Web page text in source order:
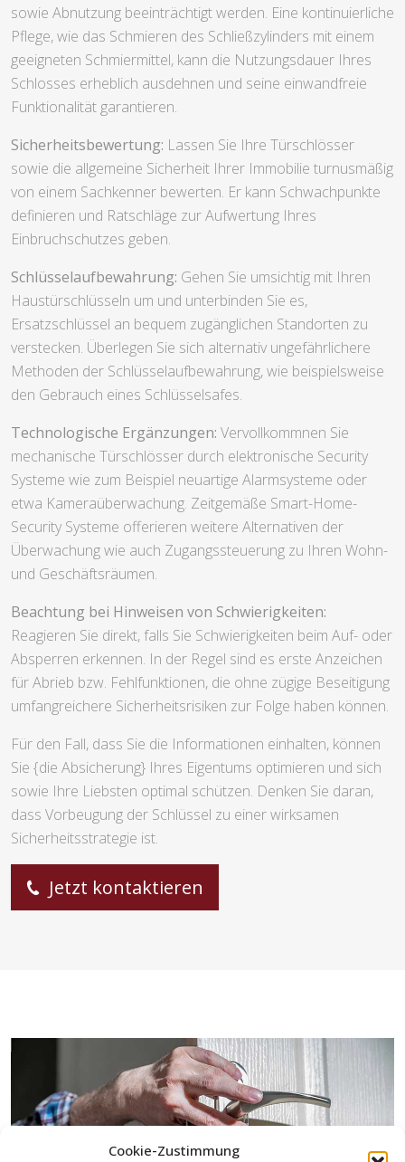
Cookie-Zustimmung
sowie Abnutzung beeinträchtigt werden. Eine kontinuierliche
Pflege, wie das Schmieren des Schließzylinders mit einem
geeigneten Schmiermittel, kann die Nutzungsdauer Ihres
Schlosses erheblich ausdehnen und seine einwandfreie
Funktionalität garantieren.
Sicherheitsbewertung: Lassen Sie Ihre Türschlösser
sowie die allgemeine Sicherheit Ihrer Immobilie turnusmäßig
von einem Sachkenner bewerten. Er kann Schwachpunkte
definieren und Ratschläge zur Aufwertung Ihres
Einbruchschutzes geben.
Schlüsselaufbewahrung: Gehen Sie umsichtig mit Ihren
Haustürschlüsseln um und unterbinden Sie es,
Ersatzschlüssel an bequem zugänglichen Standorten zu
verstecken. Überlegen Sie sich alternativ ungefährlichere
Methoden der Schlüsselaufbewahrung, wie beispielsweise
den Gebrauch eines Schlüsselsafes.
Technologische Ergänzungen: Vervollkommnen Sie
mechanische Türschlösser durch elektronische Security
Systeme wie zum Beispiel neuartige Alarmsysteme oder
etwa Kameraüberwachung. Zeitgemäße Smart-Home-
Security Systeme offerieren weitere Alternativen der
Überwachung wie auch Zugangssteuerung zu Ihren Wohn-
und Geschäftsräumen.
Beachtung bei Hinweisen von Schwierigkeiten:
Reagieren Sie direkt, falls Sie Schwierigkeiten beim Auf- oder
Absperren erkennen. In der Regel sind es erste Anzeichen
für Abrieb bzw. Fehlfunktionen, die ohne zügige Beseitigung
umfangreichere Sicherheitsrisiken zur Folge haben können.
Für den Fall, dass Sie die Informationen einhalten, können
Sie {die Absicherung} Ihres Eigentums optimieren und sich
sowie Ihre Liebsten optimal schützen. Denken Sie daran,
dass Vorbeugung der Schlüssel zu einer wirksamen
Sicherheitsstrategie ist.
Jetzt kontaktieren